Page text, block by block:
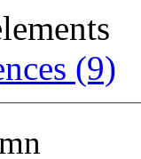
(9)